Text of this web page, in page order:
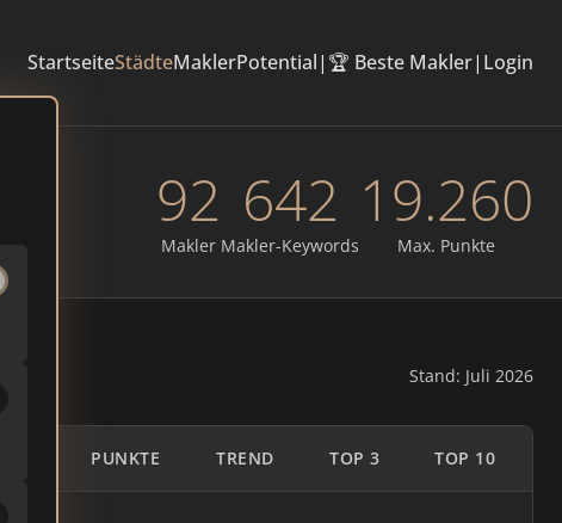
StartseiteStädteMaklerPotential| 🏆 Beste Makler| Login
92
Makler
642
Makler-Keywords
19.260
Max. Punkte
Stand: Juli 2026
PUNKTE TREND TOP 3 TOP 10